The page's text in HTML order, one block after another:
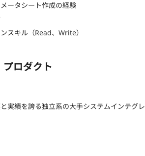
ータシート作成の経験
スキル（Read、Write）
ロダクト
実績を誇る独立系の大手システムインテグレ